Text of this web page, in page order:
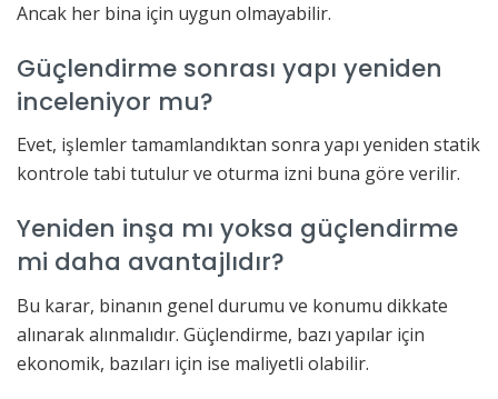
Ancak her bina için uygun olmayabilir.
Güçlendirme sonrası yapı yeniden
inceleniyor mu?
Evet, işlemler tamamlandıktan sonra yapı yeniden statik
kontrole tabi tutulur ve oturma izni buna göre verilir.
Yeniden inşa mı yoksa güçlendirme
mi daha avantajlıdır?
Bu karar, binanın genel durumu ve konumu dikkate
alınarak alınmalıdır. Güçlendirme, bazı yapılar için
ekonomik, bazıları için ise maliyetli olabilir.